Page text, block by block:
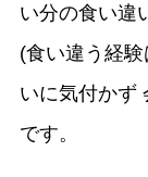
い分の食い違
(食い違う経
いに気付かず
です。